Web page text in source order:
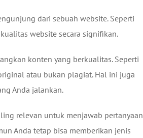
dari sebuah website. Seperti
website secara signifikan.
konten yang berkualitas. Seperti
atau bukan plagiat. Hal ini juga
Anda jalankan.
relevan untuk menjawab pertanyaan
Anda tetap bisa memberikan jenis